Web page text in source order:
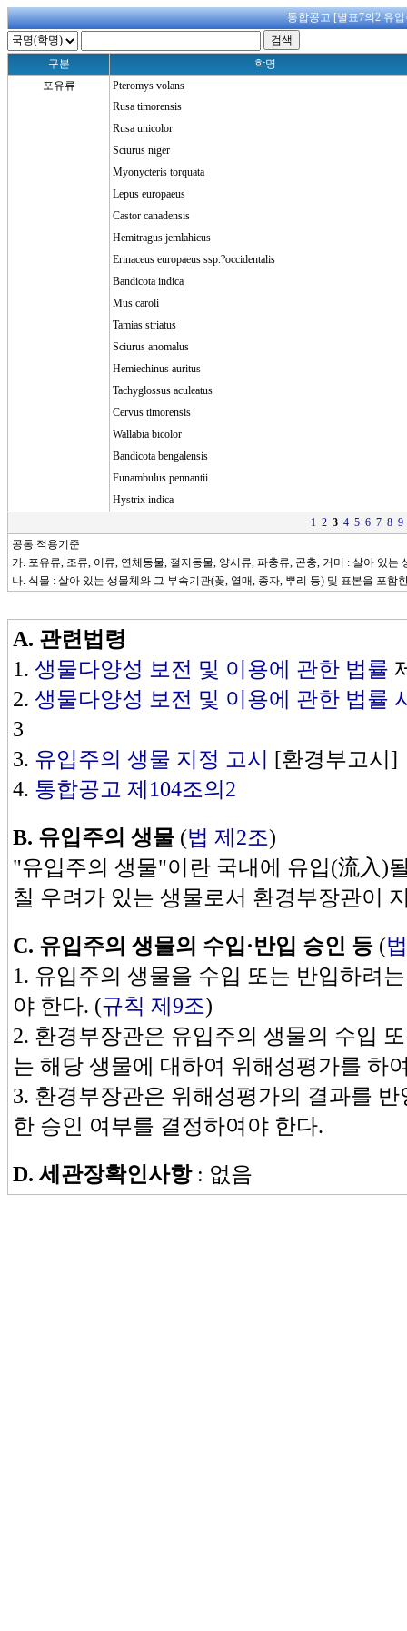
통합공고 [별표7의2 유
구분
학명
포유류
Pteromys volans
Rusa timorensis
Rusa unicolor
Sciurus niger
Myonycteris torquata
Lepus europaeus
Castor canadensis
Hemitragus jemlahicus
Erinaceus europaeus ssp.?occidentalis
Bandicota indica
Mus caroli
Tamias striatus
Sciurus anomalus
Hemiechinus auritus
Tachyglossus aculeatus
Cervus timorensis
Wallabia bicolor
Bandicota bengalensis
Funambulus pennantii
Hystrix indica
1 2 3 4 5 6 7 8 9
공통 적용기준
가. 포유류, 조류, 어류, 연체동물, 절지동물, 양서류, 파충류, 곤충, 거미 : 살아 있는
나. 식물 : 살아 있는 생물체와 그 부속기관(꽃, 열매, 종자, 뿌리 등) 및 표본을 포함
A. 관련법령
1. 생물다양성 보전 및 이용에 관한 법률
2. 생물다양성 보전 및 이용에 관한 법률
3
3. 유입주의 생물 지정 고시
[환경부고시]
4. 통합공고 제104조의2
B. 유입주의 생물 (법 제2조)
"유입주의 생물"이란 국내에 유입(流入)
칠 우려가 있는 생물로서 환경부장관이
C. 유입주의 생물의 수입·반입 승인 등 (
1. 유입주의 생물을 수입 또는 반입하려
야 한다. (규칙 제9조)
2. 환경부장관은 유입주의 생물의 수입
는 해당 생물에 대하여 위해성평가를 하
3. 환경부장관은 위해성평가의 결과를
한 승인 여부를 결정하여야 한다.
D. 세관장확인사항: 없음